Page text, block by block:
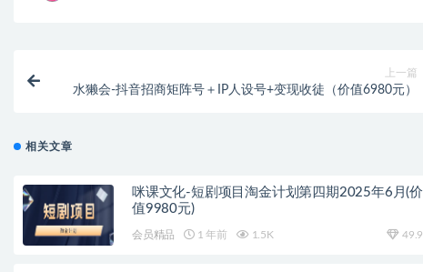
上一篇
水獭会-抖音招商矩阵号＋IP人设号+变现收徒（价值6980元）
相关文章
咪课文化-短剧项目淘金计划第四期2025年6月(价
值9980元)
会员精品 1 年前 1.5K 49.9